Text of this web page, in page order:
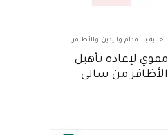
العناية بالأقدام واليدين والأظافر
مقوي لإعادة تأهيل
الأظافر من سالي